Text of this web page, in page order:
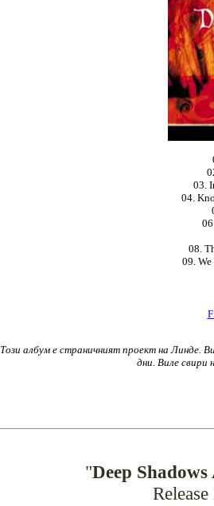
03.
04.
08.
09.
Този албум е страничният проект на Линде.
дни. Виле свири
"Deep